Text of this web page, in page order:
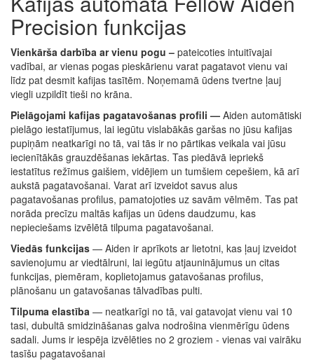
Precision funkcijas
Vienkārša darbība ar vienu pogu – pateicoties intuitīvajai
vadībai, ar vienas pogas pieskārienu varat pagatavot vienu vai
līdz pat desmit kafijas tasītēm. Noņemamā ūdens tvertne ļauj
viegli uzpildīt tieši no krāna.
Pielāgojami kafijas pagatavošanas profili — Aiden automātiski
pielāgo iestatījumus, lai iegūtu vislabākās garšas no jūsu kafijas
pupiņām neatkarīgi no tā, vai tās ir no pārtikas veikala vai jūsu
iecienītākās grauzdēšanas iekārtas. Tas piedāvā iepriekš
iestatītus režīmus gaišiem, vidējiem un tumšiem cepešiem, kā arī
aukstā pagatavošanai. Varat arī izveidot savus alus
pagatavošanas profilus, pamatojoties uz savām vēlmēm. Tas pat
norāda precīzu maltās kafijas un ūdens daudzumu, kas
nepieciešams izvēlētā tilpuma pagatavošanai.
Viedās funkcijas — Aiden ir aprīkots ar lietotni, kas ļauj izveidot
savienojumu ar viedtālruni, lai iegūtu atjauninājumus un citas
funkcijas, piemēram, koplietojamus gatavošanas profilus,
plānošanu un gatavošanas tālvadības pulti.
Tilpuma elastība — neatkarīgi no tā, vai gatavojat vienu vai 10
tasi, dubultā smidzināšanas galva nodrošina vienmērīgu ūdens
sadali. Jums ir iespēja izvēlēties no 2 groziem - vienas vai vairāku
tasīšu pagatavošanai